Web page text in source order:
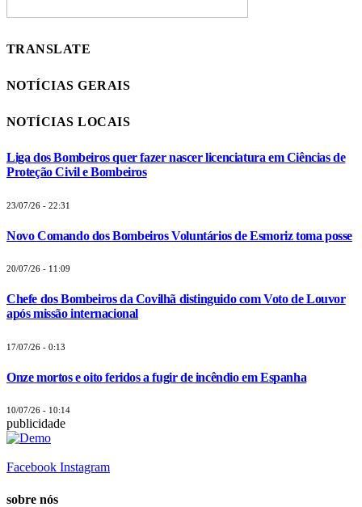
TRANSLATE
NOTÍCIAS GERAIS
NOTÍCIAS LOCAIS
Liga dos Bombeiros quer fazer nascer licenciatura em Ciências de
Proteção Civil e Bombeiros
23/07/26 - 22:31
Novo Comando dos Bombeiros Voluntários de Esmoriz toma posse
20/07/26 - 11:09
Chefe dos Bombeiros da Covilhã distinguido com Voto de Louvor
após missão internacional
17/07/26 - 0:13
Onze mortos e oito feridos a fugir de incêndio em Espanha
10/07/26 - 10:14
publicidade
Facebook Instagram
sobre nós